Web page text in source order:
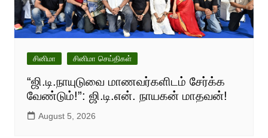
சினிமா சினிமா செய்திகள்
“ஜி.டி.நாயுடுவை மாணவர்களிடம் சேர்க்க
வேண்டும்!”: ஜி.டி.என். நாயகன் மாதவன்!
August 5, 2026